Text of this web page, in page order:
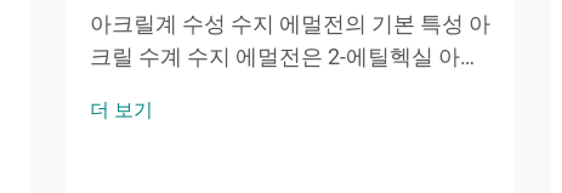
아크릴계 수성 수지 에멀전의 기본 특성 아
크릴 수계 수지 에멀전은 2-에틸헥실 아크
부터 핵심 기능을 제공한다. 이 가지형 아
더 보기